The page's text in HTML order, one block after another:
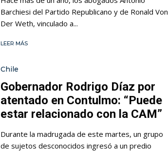
Barchiesi del Partido Republicano y de Ronald Von
Der Weth, vinculado a...
LEER MÁS
Chile
Gobernador Rodrigo Díaz por
atentado en Contulmo: “Puede
estar relacionado con la CAM”
Durante la madrugada de este martes, un grupo
de sujetos desconocidos ingresó a un predio